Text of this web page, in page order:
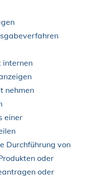
internen
nehmen
einer
Durchführung von
oder
oder